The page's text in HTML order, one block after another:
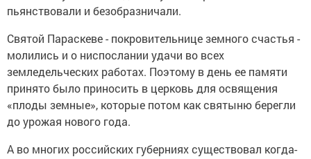
пьянствовали и безобразничали.
Святой Параскеве - покровительнице земного счастья -
молились и о ниспослании удачи во всех
земледельческих работах. Поэтому в день ее памяти
принято было приносить в церковь для освящения
«плоды земные», которые потом как святыню берегли
до урожая нового года.
А во многих российских губерниях существовал когда-